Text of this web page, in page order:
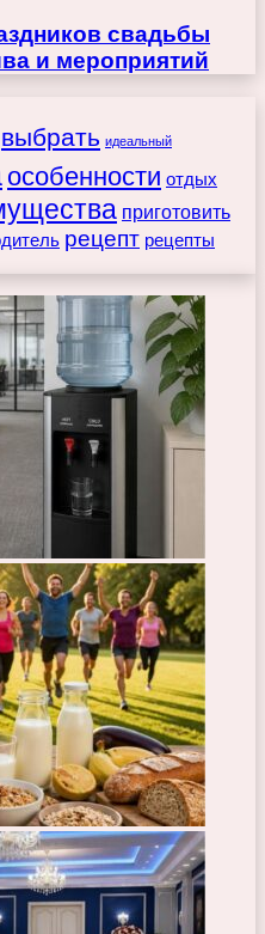
свадьбы
и мероприятий
выбрать идеальный
особенности отдых
приготовить
рецепт рецепты